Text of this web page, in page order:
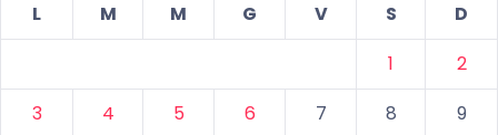
L
M M G V S
D
1
2
3
4 5 6 7 8
9